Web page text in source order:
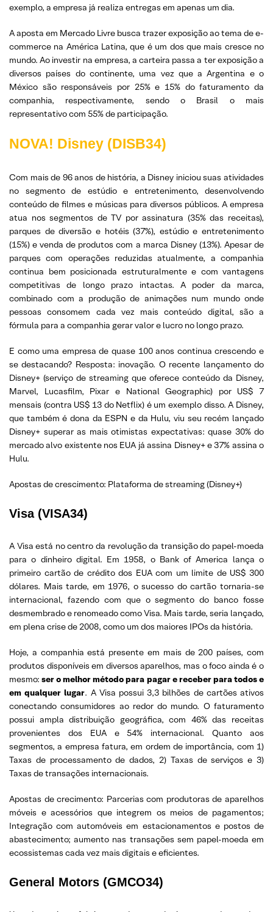
exemplo, a empresa já realiza entregas em apenas um dia.
A aposta em Mercado Livre busca trazer exposição ao tema de e-
commerce na América Latina, que é um dos que mais cresce no
mundo. Ao investir na empresa, a carteira passa a ter exposição a
diversos países do continente, uma vez que a Argentina e o
México são responsáveis por 25% e 15% do faturamento da
companhia, respectivamente, sendo o Brasil o mais
representativo com 55% de participação.
NOVA! Disney (DISB34)
Com mais de 96 anos de história, a Disney iniciou suas atividades
no segmento de estúdio e entretenimento, desenvolvendo
conteúdo de filmes e músicas para diversos públicos. A empresa
atua nos segmentos de TV por assinatura (35% das receitas),
parques de diversão e hotéis (37%), estúdio e entretenimento
(15%) e venda de produtos com a marca Disney (13%). Apesar de
parques com operações reduzidas atualmente, a companhia
continua bem posicionada estruturalmente e com vantagens
competitivas de longo prazo intactas. A poder da marca,
combinado com a produção de animações num mundo onde
pessoas consomem cada vez mais conteúdo digital, são a
fórmula para a companhia gerar valor e lucro no longo prazo.
E como uma empresa de quase 100 anos continua crescendo e
se destacando? Resposta: inovação. O recente lançamento do
Disney+ (serviço de streaming que oferece conteúdo da Disney,
Marvel, Lucasfilm, Pixar e National Geographic) por US$ 7
mensais (contra US$ 13 do Netflix) é um exemplo disso. A Disney,
que também é dona da ESPN e da Hulu, viu seu recém lançado
Disney+ superar as mais otimistas expectativas: quase 30% do
mercado alvo existente nos EUA já assina Disney+ e 37% assina o
Hulu.
Apostas de crescimento: Plataforma de streaming (Disney+)
Visa (VISA34)
A Visa está no centro da revolução da transição do papel-moeda
para o dinheiro digital. Em 1958, o Bank of America lança o
primeiro cartão de crédito dos EUA com um limite de US$ 300
dólares. Mais tarde, em 1976, o sucesso do cartão tornaria-se
internacional, fazendo com que o segmento do banco fosse
desmembrado e renomeado como Visa. Mais tarde, seria lançado,
em plena crise de 2008, como um dos maiores IPOs da história.
Hoje, a companhia está presente em mais de 200 países, com
produtos disponíveis em diversos aparelhos, mas o foco ainda é o
mesmo:ser o melhor método para pagar e receber para todos e
em qualquer lugar. A Visa possui 3,3 bilhões de cartões ativos
conectando consumidores ao redor do mundo. O faturamento
possui ampla distribuição geográfica, com 46% das receitas
provenientes dos EUA e 54% internacional. Quanto aos
segmentos, a empresa fatura, em ordem de importância, com 1)
Taxas de processamento de dados, 2) Taxas de serviços e 3)
Taxas de transações internacionais.
Apostas de crecimento: Parcerias com produtoras de aparelhos
móveis e acessórios que integrem os meios de pagamentos;
Integração com automóveis em estacionamentos e postos de
abastecimento; aumento nas transações sem papel-moeda em
ecossistemas cada vez mais digitais e eficientes.
General Motors (GMCO34)